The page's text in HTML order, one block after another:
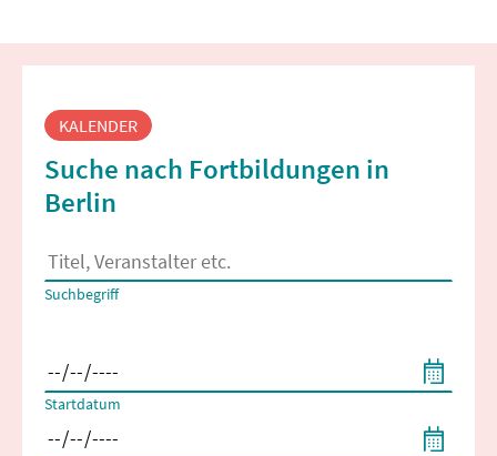
Fortbildungssuche
KALENDER
Suche nach Fortbildungen in
Berlin
Es erscheinen Suchvorschläge, wenn mindestens 2 Zeichen
Suchbegriff
Startdatum